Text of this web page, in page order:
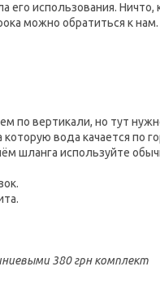
использования. Ничто,
можно обратиться к нам.
по вертикали, но тут
вода качается по
шланга используйте
380 грн комплект